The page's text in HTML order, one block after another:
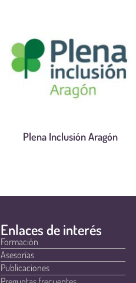
Plena Inclusión Aragón
Enlaces de interés
Formación
Asesorías
Publicaciones